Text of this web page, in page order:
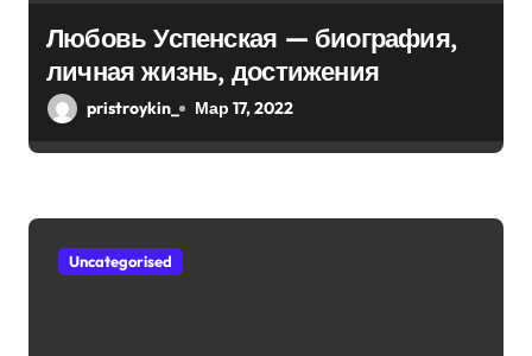
Любовь Успенская — биография,
личная жизнь, достижения
pristroykin_ Мар 17, 2022
Uncategorised